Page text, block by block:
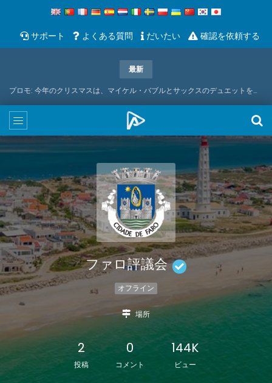
サポート よくある質問 だいたい 確認を依頼する
最新
プロモ: 今年のクリスマスは、マイケル・バブルとサックスのデュエットをお届けします
ファロ評議会
オフライン
場所
2
投稿
0
コメント
144K
ビュー